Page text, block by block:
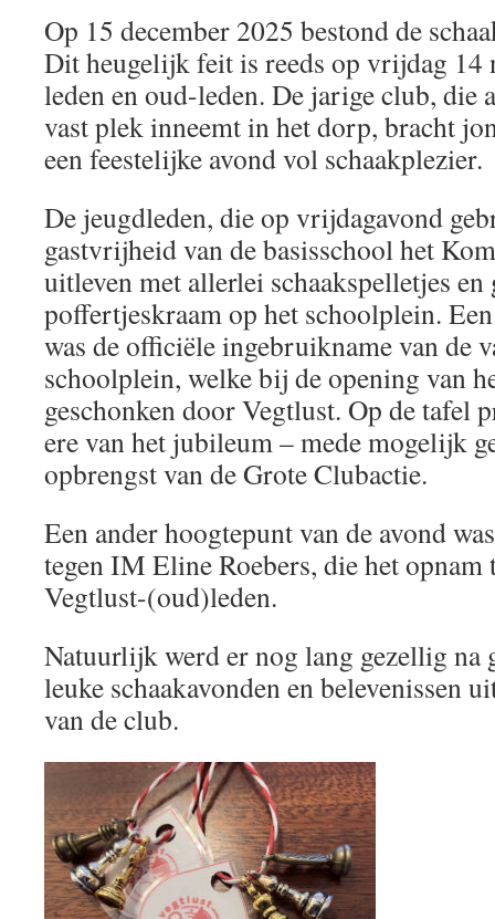
Op 15 december 2025 bestond de
Dit heugelijk feit is reeds op vrijdag 14
leden en oud-leden. De jarige club, die
vast plek inneemt in het dorp, bracht
een feestelijke avond vol schaakplezier.
De jeugdleden, die op vrijdagavond
gastvrijheid van de basisschool het
uitleven met allerlei schaakspelletjes en
poffertjeskraam op het schoolplein.
was de officiële ingebruikname van de
schoolplein, welke bij de opening van
geschonken door Vegtlust. Op de tafel
ere van het jubileum – mede mogelijk
opbrengst van de Grote Clubactie.
Een ander hoogtepunt van de avond
tegen IM Eline Roebers, die het opnam
Vegtlust-(oud)leden.
Natuurlijk werd er nog lang gezellig na
leuke schaakavonden en belevenissen
van de club.